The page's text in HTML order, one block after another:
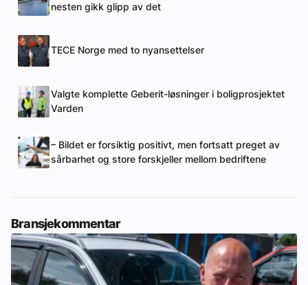
nesten gikk glipp av det
TECE Norge med to nyansettelser
Valgte komplette Geberit-løsninger i boligprosjektet
Varden
– Bildet er forsiktig positivt, men fortsatt preget av
sårbarhet og store forskjeller mellom bedriftene
Bransjekommentar